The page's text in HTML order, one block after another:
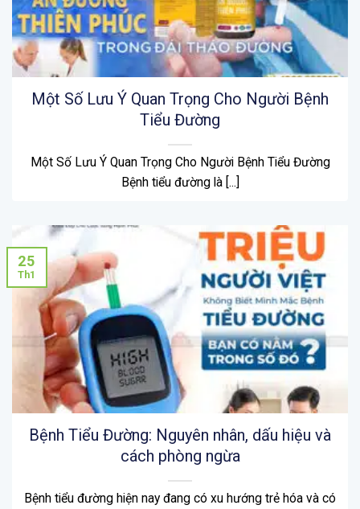
Một Số Lưu Ý Quan Trọng Cho Người Bệnh
Tiểu Đường
Một Số Lưu Ý Quan Trọng Cho Người Bệnh Tiểu Đường
Bệnh tiểu đường là [...]
Bệnh Tiểu Đường: Nguyên nhân, dấu hiệu và
cách phòng ngừa
Bệnh tiểu đường hiện nay đang có xu hướng trẻ hóa và có
25
Th1